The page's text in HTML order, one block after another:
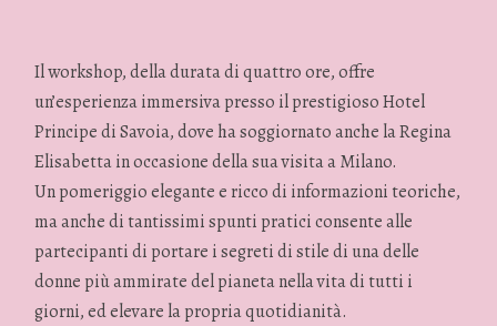
Il workshop, della durata di quattro ore, offre
un’esperienza immersiva presso il prestigioso Hotel
Principe di Savoia, dove ha soggiornato anche la Regina
Elisabetta in occasione della sua visita a Milano.
Un pomeriggio elegante e ricco di informazioni teoriche,
ma anche di tantissimi spunti pratici consente alle
partecipanti di portare i segreti di stile di una delle
donne più ammirate del pianeta nella vita di tutti i
giorni, ed elevare la propria quotidianità.